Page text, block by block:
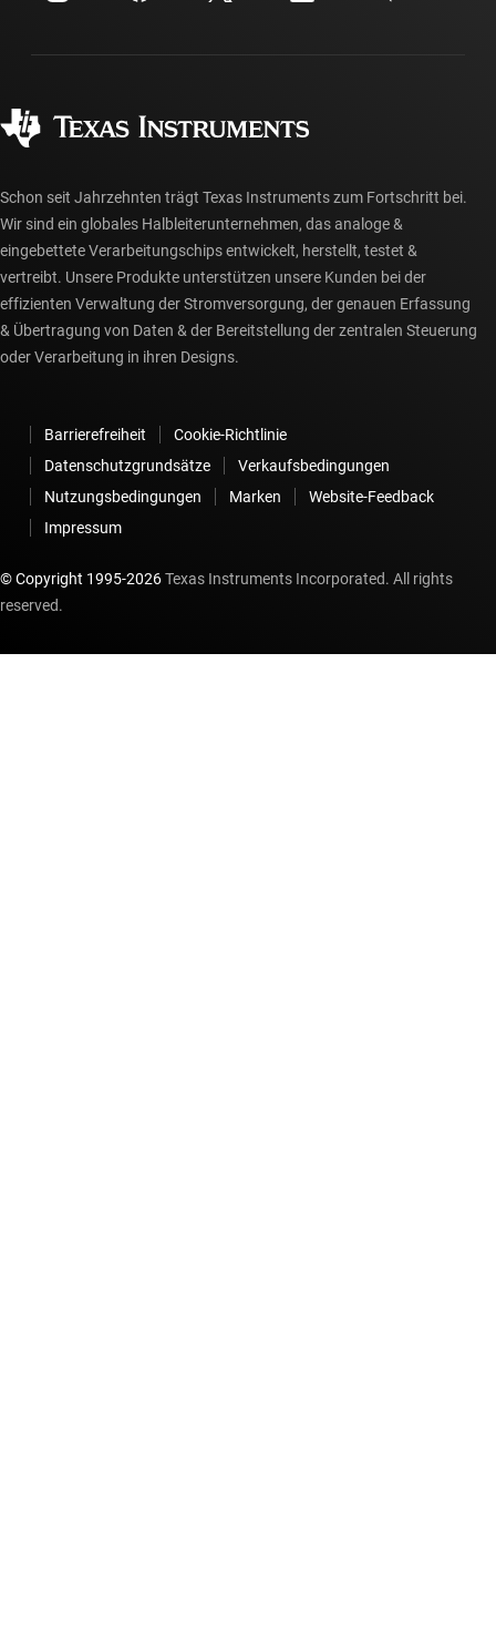
Investorenbeziehungen
Fertigung
myTI-Konto FAQs
Häufig gestellte Fragen zu Bestellungen
Schon seit Jahrzehnten trägt Texas Instruments zum Fortschritt bei.
Wir sind ein globales Halbleiterunternehmen, das analoge &
eingebettete Verarbeitungschips entwickelt, herstellt, testet &
vertreibt. Unsere Produkte unterstützen unsere Kunden bei der
effizienten Verwaltung der Stromversorgung, der genauen Erfassung
& Übertragung von Daten & der Bereitstellung der zentralen Steuerung
oder Verarbeitung in ihren Designs.
Barrierefreiheit
Cookie-Richtlinie
Datenschutzgrundsätze
Verkaufsbedingungen
Nutzungsbedingungen
Marken
Website-Feedback
Impressum
© Copyright 1995-2026Texas Instruments Incorporated. All rights
reserved.